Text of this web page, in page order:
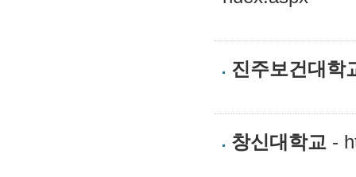
진주보건대학
창신대학교 -